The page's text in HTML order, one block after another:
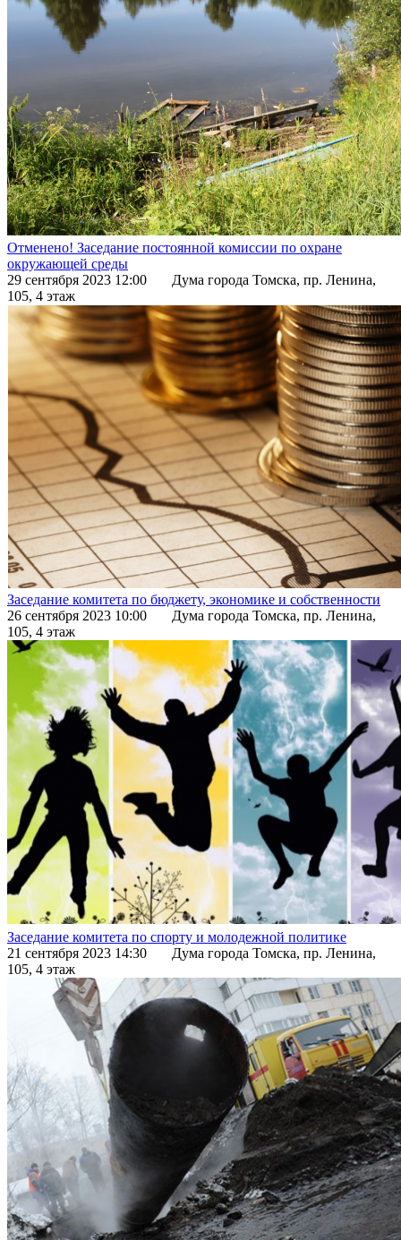
Отменено! Заседание постоянной комиссии по охране
окружающей среды
29 сентября 2023 12:00 Дума города Томска, пр. Ленина,
105, 4 этаж
Заседание комитета по бюджету, экономике и собственности
26 сентября 2023 10:00 Дума города Томска, пр. Ленина,
105, 4 этаж
Заседание комитета по спорту и молодежной политике
21 сентября 2023 14:30 Дума города Томска, пр. Ленина,
105, 4 этаж